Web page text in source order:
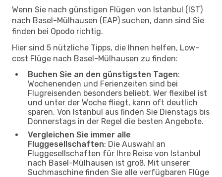
Wenn Sie nach günstigen Flügen von Istanbul (IST)
nach Basel-Mülhausen (EAP) suchen, dann sind Sie
finden bei Opodo richtig.
Hier sind 5 nützliche Tipps, die Ihnen helfen, Low-
cost Flüge nach Basel-Mülhausen zu finden:
Buchen Sie an den günstigsten Tagen:
Wochenenden und Ferienzeiten sind bei
Flugreisenden besonders beliebt. Wer flexibel ist
und unter der Woche fliegt, kann oft deutlich
sparen. Von Istanbul aus finden Sie Dienstags bis
Donnerstags in der Regel die besten Angebote.
Vergleichen Sie immer alle
Fluggesellschaften: Die Auswahl an
Fluggesellschaften für Ihre Reise von Istanbul
nach Basel-Mülhausen ist groß. Mit unserer
Suchmaschine finden Sie alle verfügbaren Flüge